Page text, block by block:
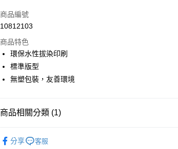
合作金庫商業銀行
華南商業銀行
上海商業儲蓄銀行
國泰世華商業銀行
臺灣中小企業銀行
聯邦商業銀行
台新國際商業銀行
超商取貨付款
LINE Pay
Apple Pay
ATM付款
運送方式
每筆NT$60，滿NT$490(含以上)免運費
商品編號
10812103
商品特色
環保水性拔染印刷
標準版型
無塑包裝，友善環境
商品相關分類 (1)
分享
客服